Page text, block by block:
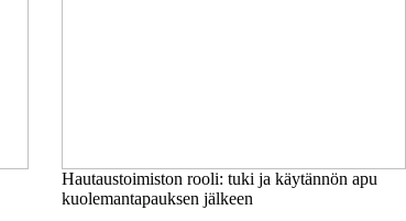
Hautaustoimiston rooli: tuki ja käytännön apu
kuolemantapauksen jälkeen